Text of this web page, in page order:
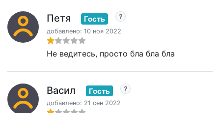
Петя Гость
добавлено: 10 ноя 2022
Не ведитесь, просто бла бла бла
Васил Гость
добавлено: 21 сен 2022